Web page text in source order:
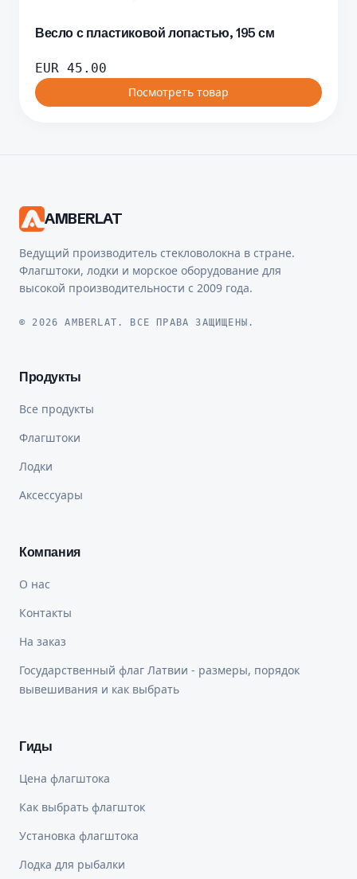
Весло с пластиковой лопастью, 195 см
EUR 45.00
Посмотреть товар
AMBERLAT
Ведущий производитель стекловолокна в стране.
Флагштоки, лодки и морское оборудование для
высокой производительности с 2009 года.
© 2026 AMBERLAT. ВСЕ ПРАВА ЗАЩИЩЕНЫ.
Продукты
Все продукты
Флагштоки
Лодки
Аксессуары
Компания
О нас
Контакты
На заказ
Государственный флаг Латвии - размеры, порядок
вывешивания и как выбрать
Гиды
Цена флагштока
Как выбрать флагшток
Установка флагштока
Лодка для рыбалки